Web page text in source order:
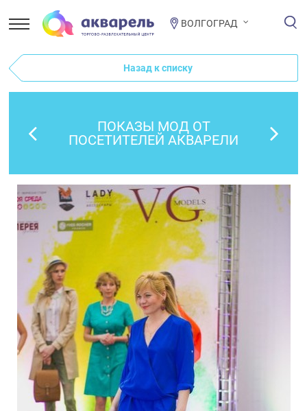
ВОЛГОГРАД
Назад к списку
ПОКАЗЫ МОД ОТ
ПОСЕТИТЕЛЕЙ АКВАРЕЛИ